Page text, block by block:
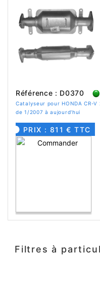
Référence : D0370
Catalyseur pour HONDA CR-
de 1/2007 à aujourd'hui
PRIX : 811 € TTC
Filtres à